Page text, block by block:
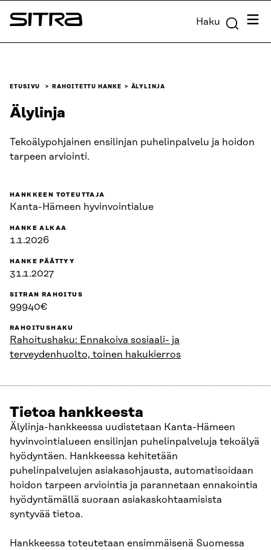
Siirry
suoraan
Sitra Haku
ETUSIVU RAHOITETTU HANKE ÄLYLINJA
Älylinja
Tekoälypohjainen ensilinjan puhelinpalvelu ja hoidon
tarpeen arviointi.
HANKKEEN TOTEUTTAJA
Kanta-Hämeen hyvinvointialue
HANKE ALKAA
1.1.2026
HANKE PÄÄTTYY
31.1.2027
SITRAN RAHOITUS
99940€
RAHOITUSHAKU
Rahoitushaku: Ennakoiva sosiaali- ja
terveydenhuolto, toinen hakukierros
Tietoa hankkeesta
Älylinja-hankkeessa uudistetaan Kanta-Hämeen
hyvinvointialueen ensilinjan puhelinpalveluja tekoälyä
hyödyntäen. Hankkeessa kehitetään
puhelinpalvelujen asiakasohjausta, automatisoidaan
hoidon tarpeen arviointia ja parannetaan ennakointia
hyödyntämällä suoraan asiakaskohtaamisista
syntyvää tietoa.
Hankkeessa toteutetaan ensimmäisenä Suomessa